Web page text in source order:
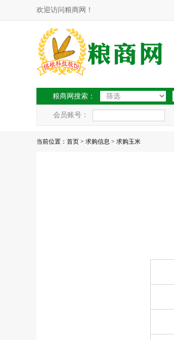
欢迎访问粮商网！
粮商网搜索：
会员账号：
当前位置： 首页 > 求购信息 > 求购玉米